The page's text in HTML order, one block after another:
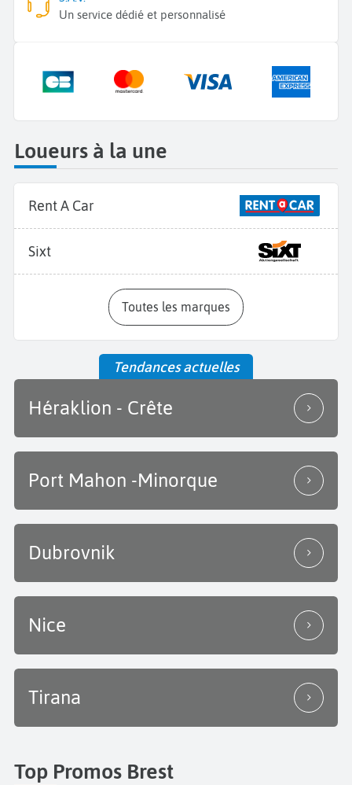
Un service dédié et personnalisé
Loueurs à la une
Rent A Car
Sixt
Toutes les marques
Tendances actuelles
Héraklion - Crête
Port Mahon -Minorque
Dubrovnik
Nice
Tirana
Top Promos Brest